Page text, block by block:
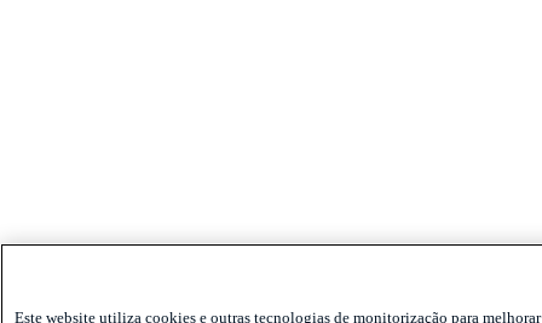
Este website utiliza cookies e outras tecnologias de monitorização para